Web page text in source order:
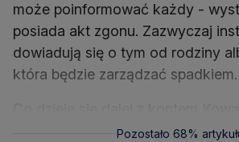
może poinformować każdy -
posiada akt zgonu. Zazwyczaj
dowiadują się o tym od rodziny
która będzie zarządzać spadkiem.
Pozostało 68%